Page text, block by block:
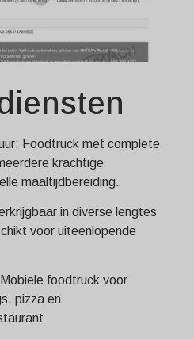
Foodtruck met complete
krachtige
maaltijdbereiding.
in diverse lengtes
voor uiteenlopende
foodtruck voor
pizza en